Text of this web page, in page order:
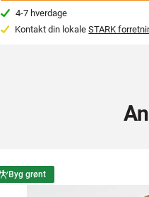
4-7 hverdage
Kontakt din lokaleSTARK
Byg grønt